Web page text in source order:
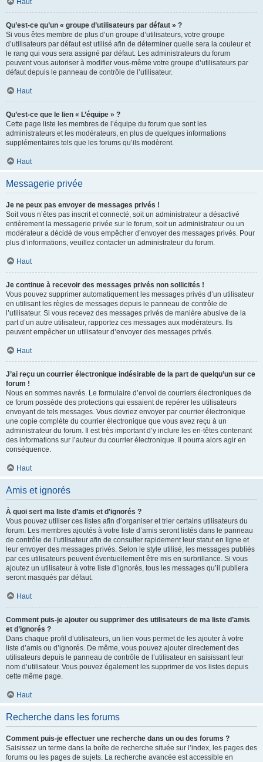
Haut
Qu’est-ce qu’un « groupe d’utilisateurs par défaut » ?
Si vous êtes membre de plus d’un groupe d’utilisateurs, votre groupe
d’utilisateurs par défaut est utilisé afin de déterminer quelle sera la couleur et
le rang qui vous sera assigné par défaut. Les administrateurs du forum
peuvent vous autoriser à modifier vous-même votre groupe d’utilisateurs par
défaut depuis le panneau de contrôle de l’utilisateur.
Haut
Qu’est-ce que le lien « L’équipe » ?
Cette page liste les membres de l’équipe du forum que sont les
administrateurs et les modérateurs, en plus de quelques informations
supplémentaires tels que les forums qu’ils modèrent.
Haut
Messagerie privée
Je ne peux pas envoyer de messages privés !
Soit vous n’êtes pas inscrit et connecté, soit un administrateur a désactivé
entièrement la messagerie privée sur le forum, soit un administrateur ou un
modérateur a décidé de vous empêcher d’envoyer des messages privés. Pour
plus d’informations, veuillez contacter un administrateur du forum.
Haut
Je continue à recevoir des messages privés non sollicités !
Vous pouvez supprimer automatiquement les messages privés d’un utilisateur
en utilisant les règles de messages depuis le panneau de contrôle de
l’utilisateur. Si vous recevez des messages privés de manière abusive de la
part d’un autre utilisateur, rapportez ces messages aux modérateurs. Ils
peuvent empêcher un utilisateur d’envoyer des messages privés.
Haut
J’ai reçu un courrier électronique indésirable de la part de quelqu’un sur ce
forum !
Nous en sommes navrés. Le formulaire d’envoi de courriers électroniques de
ce forum possède des protections qui essaient de repérer les utilisateurs
envoyant de tels messages. Vous devriez envoyer par courrier électronique
une copie complète du courrier électronique que vous avez reçu à un
administrateur du forum. Il est très important d’y inclure les en-têtes contenant
des informations sur l’auteur du courrier électronique. Il pourra alors agir en
conséquence.
Haut
Amis et ignorés
À quoi sert ma liste d’amis et d’ignorés ?
Vous pouvez utiliser ces listes afin d’organiser et trier certains utilisateurs du
forum. Les membres ajoutés à votre liste d’amis seront listés dans le panneau
de contrôle de l’utilisateur afin de consulter rapidement leur statut en ligne et
leur envoyer des messages privés. Selon le style utilisé, les messages publiés
par ces utilisateurs peuvent éventuellement être mis en surbrillance. Si vous
ajoutez un utilisateur à votre liste d’ignorés, tous les messages qu’il publiera
seront masqués par défaut.
Haut
Comment puis-je ajouter ou supprimer des utilisateurs de ma liste d’amis
et d’ignorés ?
Dans chaque profil d’utilisateurs, un lien vous permet de les ajouter à votre
liste d’amis ou d’ignorés. De même, vous pouvez ajouter directement des
utilisateurs depuis le panneau de contrôle de l’utilisateur en saisissant leur
nom d’utilisateur. Vous pouvez également les supprimer de vos listes depuis
cette même page.
Haut
Recherche dans les forums
Comment puis-je effectuer une recherche dans un ou des forums ?
Saisissez un terme dans la boîte de recherche située sur l’index, les pages des
forums ou les pages de sujets. La recherche avancée est accessible en